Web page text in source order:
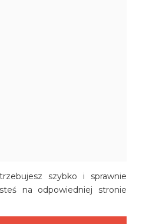
szybko i sprawnie
na odpowiedniej stronie